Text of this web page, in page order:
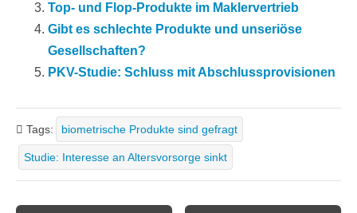
Top- und Flop-Produkte im Maklervertrieb
Gibt es schlechte Produkte und unseriöse
Gesellschaften?
PKV-Studie: Schluss mit Abschlussprovisionen
Tags: biometrische Produkte sind gefragt
Studie: Interesse an Altersvorsorge sinkt